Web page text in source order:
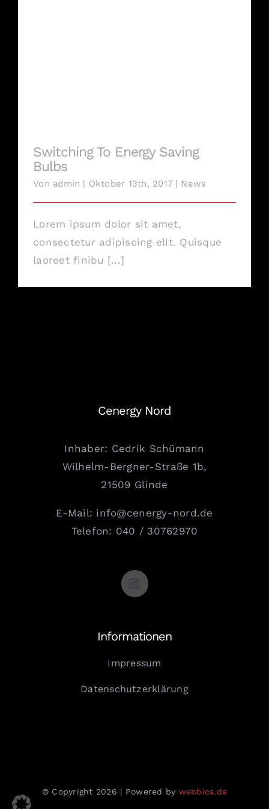
Switching To Energy Saving
Bulbs
Von admin | Oktober 13th, 2017 | News
Lorem ipsum dolor sit amet,
consectetur adipiscing elit. Quisque
laoreet finibu [...]
Cenergy Nord
Inhaber: Cedrik Schümann
Wilhelm-Bergner-Straße 1b,
21509 Glinde
E-Mail: info@cenergy-nord.de
Telefon: 040 / 30762970
Informationen
Impressum
Datenschutzerklärung
© Copyright 2026 | Powered by webbics.de